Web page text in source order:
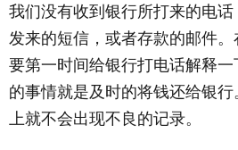
我们没有收到银行所打来的电
发来的短信，或者存款的邮件
要第一时间给银行打电话解释
的事情就是及时的将钱还给银
上就不会出现不良的记录。